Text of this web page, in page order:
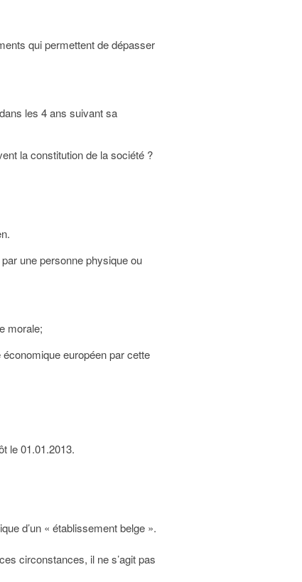
qui permettent de dépasser
les 4 ans suivant sa
la constitution de la société ?
une personne physique ou
morale;
européen par cette
le 01.01.2013.
d’un « établissement belge ».
circonstances, il ne s’agit pas